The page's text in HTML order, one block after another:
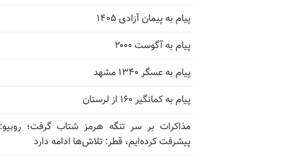
پیام به پیمان آزادی ۱۴۰۵
پیام به آگوست ۲۰۰۰
پیام به عسگر ۱۳۴۰ مشهد
پیام به کمانگیر ۱۶۰ از لرستان
مذاکرات بر سر تنگه هرمز شتاب گرفت؛ روبیو:
پیشرفت کرده‌ایم، قطر: تلاش‌ها ادامه دارد